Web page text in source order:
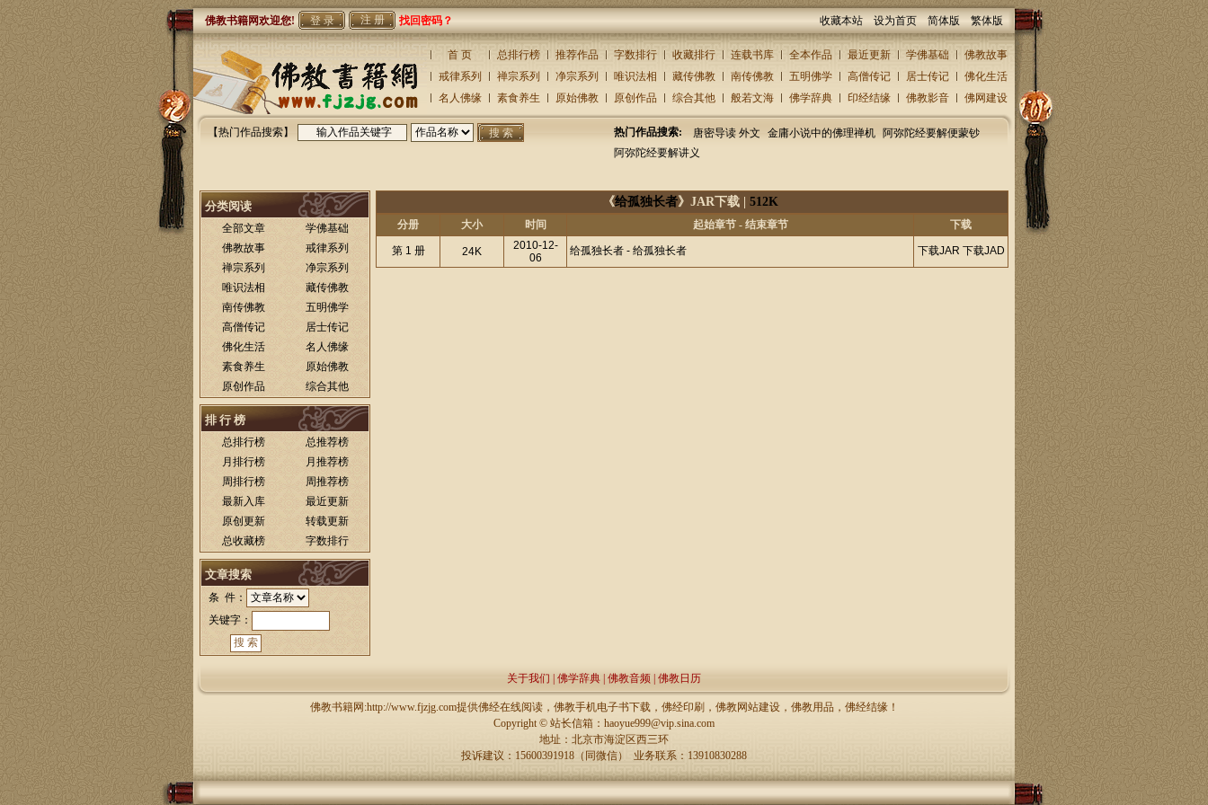
佛教书籍网欢迎您! 注 册 找回密码？ 收藏本站 设为首页 简体版 繁体版
首 页 总排行榜 推荐作品 字数排行 收藏排行 连载书库 全本作品 最近更新 学佛基础
佛教故事
戒律系列
禅宗系列 净宗系列 唯识法相 藏传佛教 南传佛教 五明佛学 高僧传记 居士传记
佛化生活
名人佛缘
素食养生 原始佛教 原创作品 综合其他 般若文海 佛学辞典 印经结缘 佛教影音 佛网建设
【热门作品搜索】 热门作品搜索: 唐密导读 外文 金庸小说中的佛理禅机
阿弥陀经要解便蒙钞
阿弥陀经要解讲义
分类阅读
全部文章
学佛基础
佛教故事
戒律系列
禅宗系列
净宗系列
唯识法相
藏传佛教
南传佛教
五明佛学
高僧传记
居士传记
佛化生活
名人佛缘
素食养生
原始佛教
原创作品
综合其他
排 行 榜
总排行榜
总推荐榜
月排行榜
月推荐榜
周排行榜
周推荐榜
最新入库
最近更新
原创更新
转载更新
总收藏榜
字数排行
文章搜索
条 件：
关键字：
《给孤独长者》JAR下载 | 512K
分册 大小 时间 起始章节 - 结束章节 下载
第 1 册 24K
2010-12-
06
给孤独长者 - 给孤独长者 下载JAR 下载JAD
关于我们 佛学辞典 佛教音频 佛教日历
佛教书籍网:http://www.fjzjg.com提供佛经在线阅读，佛教手机电子书下载，佛经印刷，佛教网站建设，佛教用品，佛经结缘！
Copyright © 站长信箱：haoyue999@vip.sina.com
地址：北京市海淀区西三环
投诉建议：15600391918（同微信） 业务联系：13910830288